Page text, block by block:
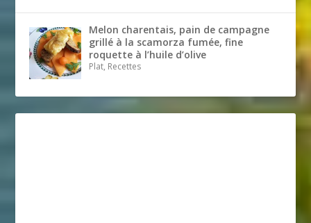
Melon charentais, pain de campagne
grillé à la scamorza fumée, fine
roquette à l’huile d’olive
Plat, Recettes